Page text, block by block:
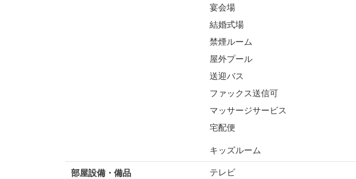
宴会場
結婚式場
禁煙ルーム
屋外プール
送迎バス
ファックス送信可
マッサージサービス
宅配便
キッズルーム
部屋設備・備品 テレビ